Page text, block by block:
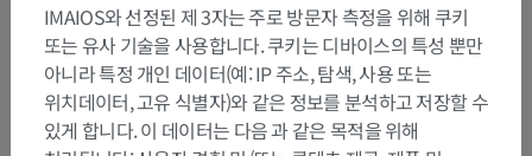
IMAIOS와 선정된 제 3자는 주로 방문자 측정을 위해 쿠키
또는 유사 기술을 사용합니다. 쿠키는 디바이스의 특성 뿐만
아니라 특정 개인 데이터(예: IP 주소, 탐색, 사용 또는
위치데이터, 고유 식별자)와 같은 정보를 분석하고 저장할 수
있게 합니다. 이 데이터는 다음 과 같은 목적을 위해